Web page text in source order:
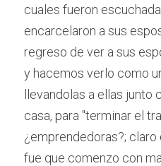
cuales fueron
encarcelaron a sus
regreso de ver a sus
y hacemos verlo como
llevandolas a ellas junto
casa, para "terminar el
¿emprendedoras?; claro
fue que comenzo con